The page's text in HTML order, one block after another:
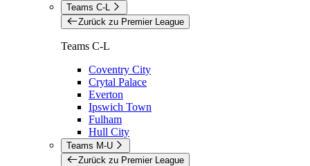
Teams C-L
Zurück zu Premier League
Teams C-L
Coventry City
Crytal Palace
Everton
Ipswich Town
Fulham
Hull City
Teams M-U
Zurück zu Premier League